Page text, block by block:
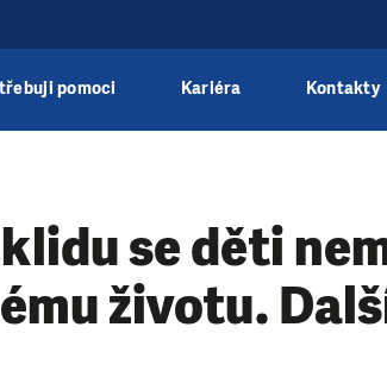
pomoci Kariéra Kontakty
se děti
životu.